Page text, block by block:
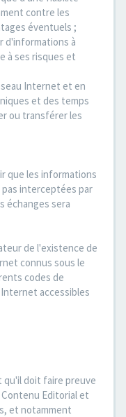
contre les
éventuels ;
d'informations à
à ses risques et
Internet et en
et des temps
ou transférer les
que les informations
pas interceptées par
échanges sera
de l'existence de
connus sous le
codes de
accessibles
doit faire preuve
Editorial et
et notamment